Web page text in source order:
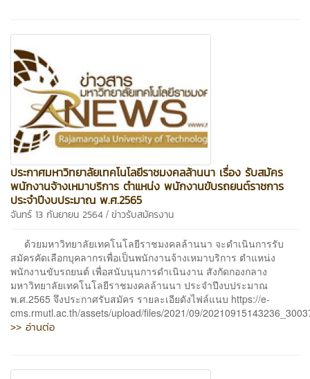
ประกาศมหาวิทยาลัยเทคโนโลยีราชมงคลล้านนา เรื่อง รับสมัคร
พนักงานจ้างเหมาบริการ ตำแหน่ง พนักงานขับรถยนต์ราชการ
ประจำปีงบประมาณ พ.ศ.2565
จันทร์ 13 กันยายน 2564 / ข่าวรับสมัครงาน
ด้วยมหาวิทยาลัยเทคโนโลยีราชมงคลล้านนา จะดำเนินการรับ
สมัครคัดเลือกบุคลากรเพื่อเป็นพนักงานจ้างเหมาบริการ ตำแหน่ง
พนักงานขับรถยนต์ เพื่อสนับนุนการดำเนินงาน สังกัดกองกลาง
มหาวิทยาลัยเทคโนโลยีราชมงคลล้านนา ประจำปีงบประมาณ
พ.ศ.2565 จึงประกาศรับสมัคร รายละเอียดังไฟล์แนบ https://e-
cms.rmutl.ac.th/assets/upload/files/2021/09/
>> อ่านต่อ